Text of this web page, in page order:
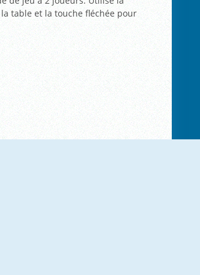
table et la touche fléchée pour